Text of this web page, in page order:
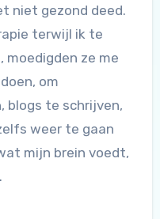
niet gezond deed.
terwijl ik te
moedigden ze me
om
blogs te schrijven,
weer te gaan
mijn brein voedt,